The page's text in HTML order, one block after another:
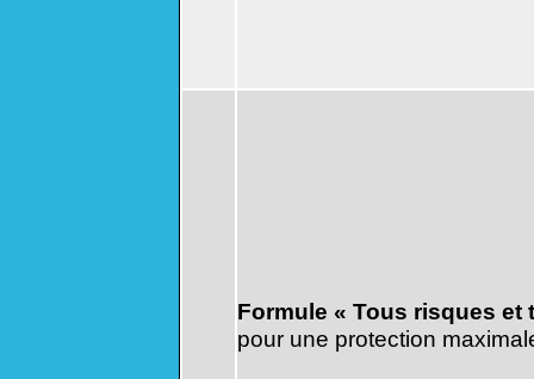
Formule « Tous risques et
pour une protection